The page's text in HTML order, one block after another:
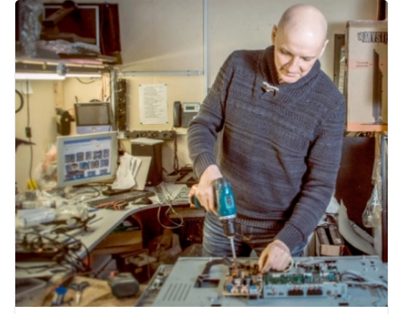
ю ул. Антонова-Овсеенко, 25к1
ю
Юмедиа в ТК Юго-Запад
пр. Маршала Жукова, 35-1
ю
Юмедиа на Космонавтов
пр. Космонавтов, 38к4
ю
Юмедиа на Международной
ул. Белы Куна, 24к1
ю
Юмедиа в Купчино
ул. Будапештская, 87-3
ю
Юмедиа Сервис в Колпино
ул. Тверская 60, Колпино